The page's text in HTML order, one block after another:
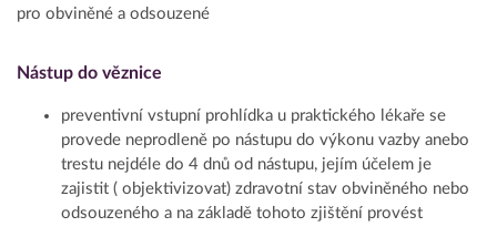
pro obviněné a odsouzené
Nástup do věznice
preventivní vstupní prohlídka u praktického lékaře se
provede neprodleně po nástupu do výkonu vazby anebo
trestu nejdéle do 4 dnů od nástupu, jejím účelem je
zajistit ( objektivizovat) zdravotní stav obviněného nebo
odsouzeného a na základě tohoto zjištění provést